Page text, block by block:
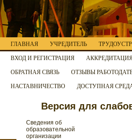
ГЛАВНАЯ УЧРЕДИТЕЛЬ
ВХОД И РЕГИСТРАЦИЯ
ОБРАТНАЯ СВЯЗЬ ОТЗЫВЫ
НАСТАВНИЧЕСТВО ДОСТУПНАЯ
Версия для
Сведения об
образовательной
организации